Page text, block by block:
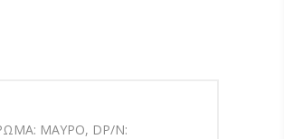
ΜΑΥΡΟ, DP/N: